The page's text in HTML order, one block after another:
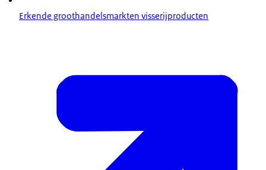
Erkende groothandelsmarkten visserijproducten